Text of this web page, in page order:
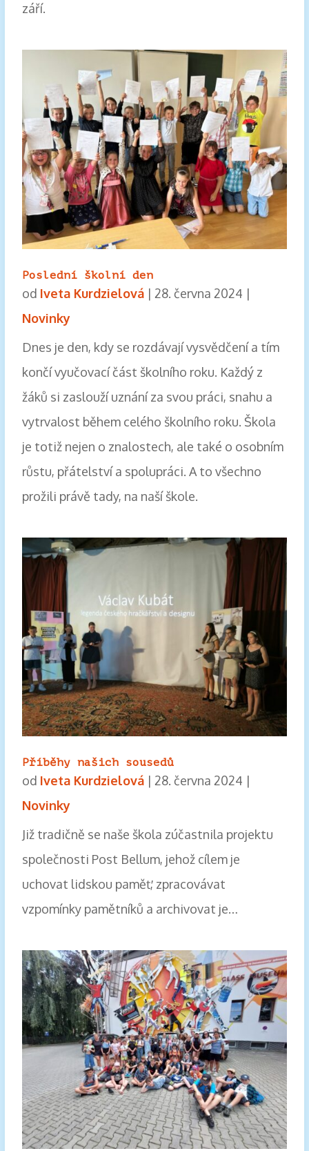
září.
Poslední školní den
od Iveta Kurdzielová| 28. června 2024 |
Novinky
Dnes je den, kdy se rozdávají vysvědčení a tím
končí vyučovací část školního roku. Každý z
žáků si zaslouží uznání za svou práci, snahu a
vytrvalost během celého školního roku. Škola
je totiž nejen o znalostech, ale také o osobním
růstu, přátelství a spolupráci. A to všechno
prožili právě tady, na naší škole.
Příběhy našich sousedů
od Iveta Kurdzielová| 28. června 2024 |
Novinky
Již tradičně se naše škola zúčastnila projektu
společnosti Post Bellum, jehož cílem je
uchovat lidskou paměť, zpracovávat
vzpomínky pamětníků a archivovat je…